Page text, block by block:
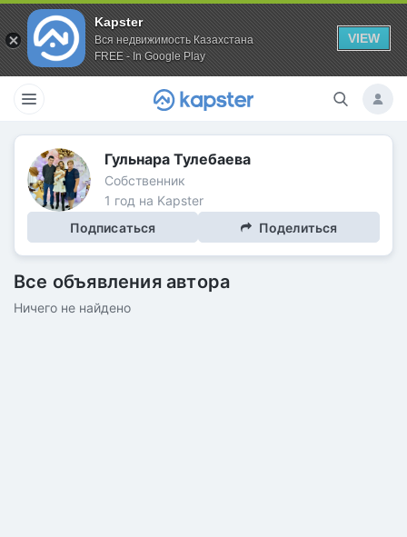
Kapster
Вся недвижимость Казахстана
FREE - In Google Play
VIEW
Гульнара Тулебаева
Собственник
1 год на Kapster
Подписаться
Поделиться
Все объявления автора
Ничего не найдено